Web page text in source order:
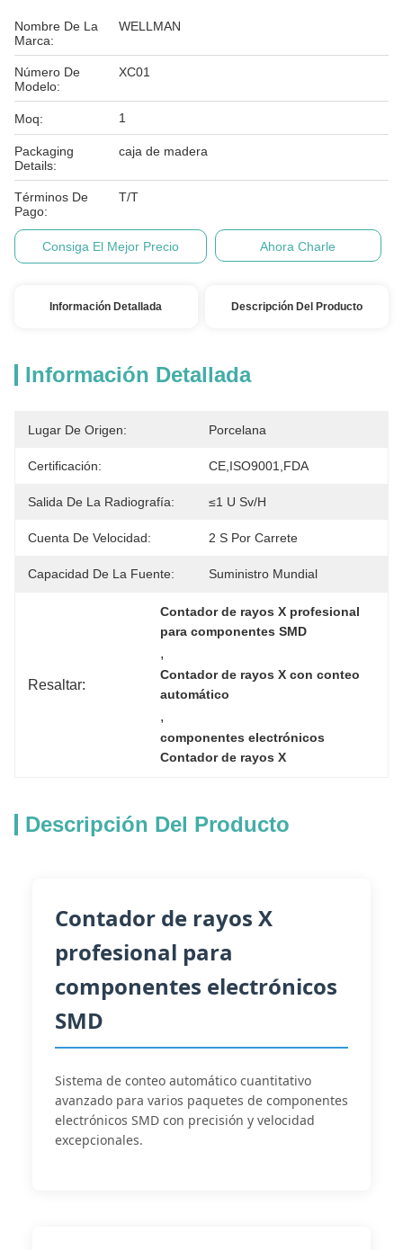
Nombre De La
Marca:
WELLMAN
Número De
Modelo:
XC01
Moq: 1
Packaging
Details:
caja de madera
Términos De
Pago:
T/T
Consiga El Mejor Precio Ahora Charle
Información Detallada Descripción Del Producto
Información Detallada
Lugar De Origen: Porcelana
Certificación: CE,ISO9001,FDA
Salida De La Radiografía: ≤1 U Sv/h
Cuenta De Velocidad: 2 S Por Carrete
Capacidad De La Fuente: Suministro Mundial
Resaltar:
Contador de rayos X profesional
para componentes SMD
,
Contador de rayos X con conteo
automático
,
componentes electrónicos
Contador de rayos X
Descripción Del Producto
Contador de rayos X
profesional para
componentes electrónicos
SMD
Sistema de conteo automático cuantitativo
avanzado para varios paquetes de componentes
electrónicos SMD con precisión y velocidad
excepcionales.